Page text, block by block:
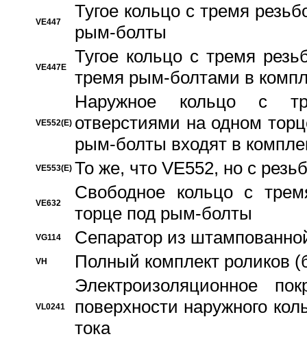
VE447
Тугое кольцо с тремя
рым-болты
VE447E
Тугое кольцо с тремя
тремя рым-болтами в
VE552(E)
Наружное кольцо с
отверстиями на одном
рым-болты входят в
VE553(E) То же, что VE552, но с
VE632
Свободное кольцо с
торце под рым-болты
VG114 Сепаратор из
VH Полный комплект роликов
VL0241
Электроизоляционное
поверхности наружного
тока